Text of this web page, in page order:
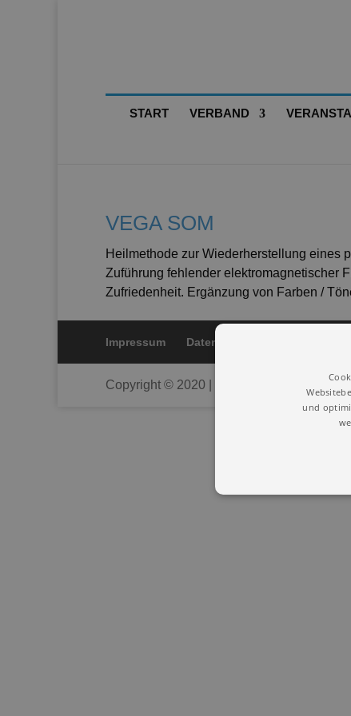
START VERBAND
VEGA SOM
Heilmethode zur Wiederherstellung eines
Zuführung fehlender elektromagnetischer
Zufriedenheit. Ergänzung von Farben /
Impressum Datenschutz
Copyright © 2020 | Union Deutscher
und